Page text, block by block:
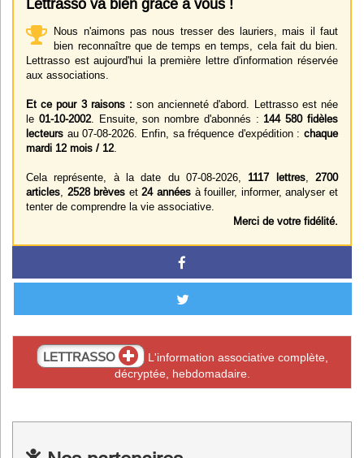
Lettrasso va bien grâce à vous !
Nous n'aimons pas nous tresser des lauriers, mais il faut
bien reconnaître que de temps en temps, cela fait du bien.
Lettrasso est aujourd'hui la première lettre d'information réservée
aux associations.
Et ce pour 3 raisons : son ancienneté d'abord. Lettrasso est née
le 01-10-2002. Ensuite, son nombre d'abonnés : 144 580 fidèles
lecteurs au 07-08-2026. Enfin, sa fréquence d'expédition : chaque
mardi 12 mois / 12.
Cela représente, à la date du 07-08-2026, 1117 lettres,2700
articles, 2528 brèves et24 années à fouiller, informer, analyser et
tenter de comprendre la vie associative.
Merci de votre fidélité.
LETTRASSO
L'information associative complète,
décryptée, hebdomadaire.